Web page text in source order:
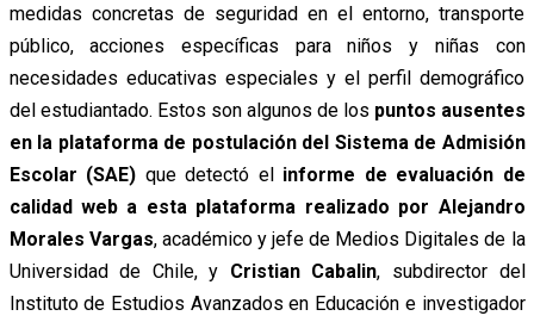
medidas concretas de seguridad en el entorno, transporte
público, acciones específicas para niños y niñas con
necesidades educativas especiales y el perfil demográfico
del estudiantado. Estos son algunos de los puntos ausentes
en la plataforma de postulación del Sistema de Admisión
Escolar (SAE) que detectó el informe de evaluación de
calidad web a esta plataforma realizado por Alejandro
Morales Vargas, académico y jefe de Medios Digitales de la
Universidad de Chile, y Cristian Cabalin, subdirector del
Instituto de Estudios Avanzados en Educación e investigador